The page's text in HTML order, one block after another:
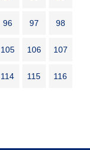
96 97 98
105 106 107
114 115 116